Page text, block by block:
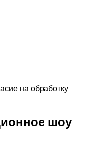
на обработку
шоу